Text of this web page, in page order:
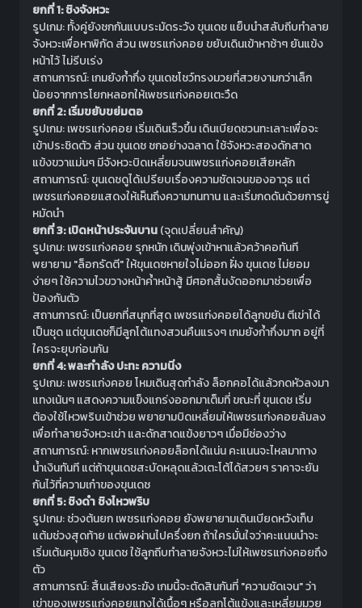
ยกที่ 1: ชิงจังหวะ
รูปเกม: ทั้งคู่ยังชกกันแบบระมัดระวัง ขุนเดช แย็บนำสลับถีบทำลาย
จังหวะเพื่อหาพิกัด ส่วน เพชรแก่งคอย ขยับเดินเข้าหาช้าๆ ยันแข้ง
หน้าไว้ ไม่รีบเร่ง
สถานการณ์: เกมยังก้ำกึ่ง ขุนเดชโชว์ทรงมวยที่สวยงามกว่าเล็ก
น้อยจากการโยกหลอกให้เพชรแก่งคอยเตะวืด
ยกที่ 2: เริ่มขยับขย่มตอ
รูปเกม: เพชรแก่งคอย เริ่มเดินเร็วขึ้น เดินเบียดชวนทะเลาะเพื่อจะ
เข้าประชิดตัว ส่วน ขุนเดช ชกอย่างฉลาด ใช้จังหวะสองดักสาด
แข้งขวาแม่นๆ มีจังหวะบิดเหลี่ยมจนเพชรแก่งคอยเสียหลัก
สถานการณ์: ขุนเดชดูได้เปรียบเรื่องความชัดเจนของอาวุธ แต่
เพชรแก่งคอยแสดงให้เห็นถึงความทนทาน และเริ่มกดดันด้วยการขู่
หมัดนำ
ยกที่ 3: เปิดหน้าประจันบาน(จุดเปลี่ยนสำคัญ)
รูปเกม: เพชรแก่งคอย รุกหนัก เดินพุ่งเข้าหาแล้วคว้าคอทันที
พยายาม "ล็อกรัดตี" ให้ขุนเดชหายใจไม่ออก ฝั่ง ขุนเดช ไม่ยอม
ง่ายๆ ใช้ความไวขวางหน้าค้ำหน้าสู้ มีศอกสั้นงัดออกมาช่วยเพื่อ
ป้องกันตัว
สถานการณ์: เป็นยกที่สนุกที่สุด เพชรแก่งคอยได้ลูกขยัน ตีเข่าได้
เป็นชุด แต่ขุนเดชก็มีลูกโต้แทงสวนคืนแรงๆ เกมยังก้ำกึ่งมาก อยู่ที่
ใครจะยุบก่อนกัน
ยกที่ 4: พละกำลัง ปะทะ ความนิ่ง
รูปเกม: เพชรแก่งคอย โหมเดินสุดกำลัง ล็อกคอได้แล้วกดหัวลงมา
แทงเน้นๆ แสดงความแข็งแกร่งออกมาเต็มที่ ขณะที่ ขุนเดช เริ่ม
ต้องใช้ไหวพริบเข้าช่วย พยายามบิดเหลี่ยมให้เพชรแก่งคอยล้มลง
เพื่อทำลายจังหวะเข่า และดักสาดแข้งยาวๆ เมื่อมีช่องว่าง
สถานการณ์: หากเพชรแก่งคอยล็อกได้แน่น คะแนนจะไหลมาทาง
น้ำเงินทันที แต่ถ้าขุนเดชสะบัดหลุดแล้วเตะโต้ได้สวยๆ ราคาจะยัน
กันไว้ที่ความเก๋าของขุนเดช
ยกที่ 5: ชิงดำ ชิงไหวพริบ
รูปเกม: ช่วงต้นยก เพชรแก่งคอย ยังพยายามเดินเบียดหวังเก็บ
แต้มช่วงสุดท้าย แต่พอผ่านไปครึ่งยก ถ้าใครมั่นใจว่าคะแนนนำจะ
เริ่มเต้นคุมเชิง ขุนเดช ใช้ลูกถีบทำลายจังหวะไม่ให้เพชรแก่งคอยถึง
ตัว
สถานการณ์: สิ้นเสียงระฆัง เกมนี้จะตัดสินกันที่ "ความชัดเจน" ว่า
เข่าของเพชรแก่งคอยแทงได้เนื้อๆ หรือลูกโต้แข้งและเหลี่ยมมวย